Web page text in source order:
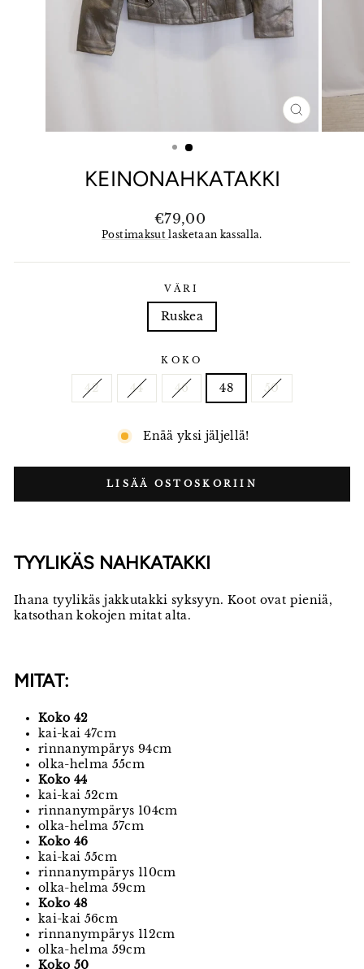
SULJE
(ESC)
KEINONAHKATAKKI
Normaali
hinta
€79,00
Postimaksutlasketaan kassalla.
VÄRI
Ruskea
KOKO
42 44 46 48 50
Enää yksi jäljellä!
LISÄÄ OSTOSKORIIN
TYYLIKÄS NAHKATAKKI
Ihana tyylikäs jakkutakki syksyyn. Koot ovat pieniä,
katsothan kokojen mitat alta.
MITAT:
Koko 42
kai-kai 47cm
rinnanympärys 94cm
olka-helma 55cm
Koko 44
kai-kai 52cm
rinnanympärys 104cm
olka-helma 57cm
Koko 46
kai-kai 55cm
rinnanympärys 110cm
olka-helma 59cm
Koko 48
kai-kai 56cm
rinnanympärys 112cm
olka-helma 59cm
Koko 50